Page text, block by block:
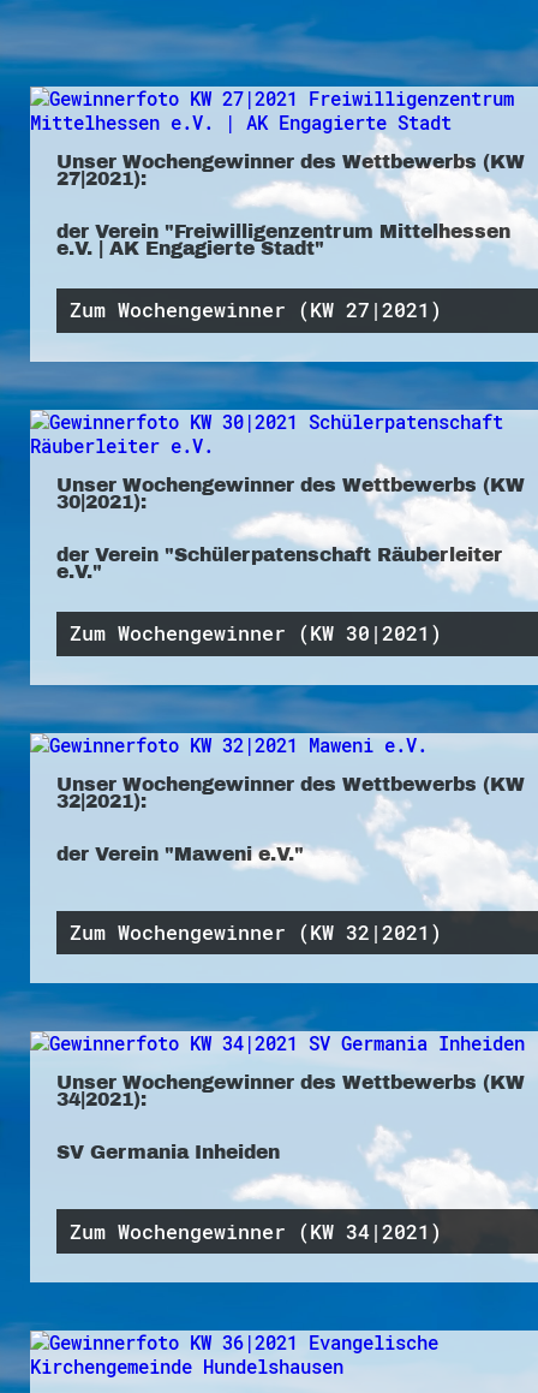
Unser Wochengewinner des Wettbewerbs (KW
27|2021):
der Verein "Freiwilligenzentrum Mittelhessen
e.V. | AK Engagierte Stadt"
Zum Wochengewinner (KW 27|2021)
Unser Wochengewinner des Wettbewerbs (KW
30|2021):
der Verein "Schülerpatenschaft Räuberleiter
e.V."
Zum Wochengewinner (KW 30|2021)
Unser Wochengewinner des Wettbewerbs (KW
32|2021):
der Verein "Maweni e.V."
Zum Wochengewinner (KW 32|2021)
Unser Wochengewinner des Wettbewerbs (KW
34|2021):
SV Germania Inheiden
Zum Wochengewinner (KW 34|2021)